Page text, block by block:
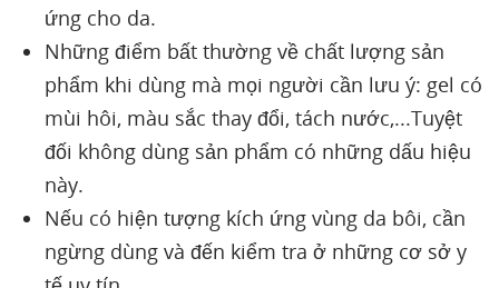
ứng cho da.
Những điểm bất thường về chất lượng sản
phẩm khi dùng mà mọi người cần lưu ý: gel có
mùi hôi, màu sắc thay đổi, tách nước,...Tuyệt
đối không dùng sản phẩm có những dấu hiệu
này.
Nếu có hiện tượng kích ứng vùng da bôi, cần
ngừng dùng và đến kiểm tra ở những cơ sở y